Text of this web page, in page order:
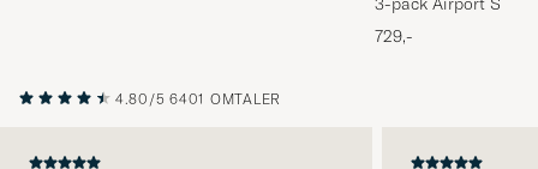
Melange
729,-
4.80/5 6401 OMTALER